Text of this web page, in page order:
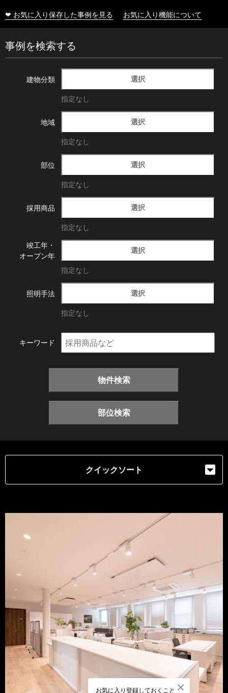
❤ お気に入り保存した事例を見る お気に入り機能について
事例を検索する
建物分類 選択
指定なし
地域 選択
指定なし
部位 選択
指定なし
採用商品 選択
指定なし
竣工年・
オープン年
選択
指定なし
照明手法 選択
指定なし
キーワード
物件検索
部位検索
クイックソート
お気に入り登録しておくこと